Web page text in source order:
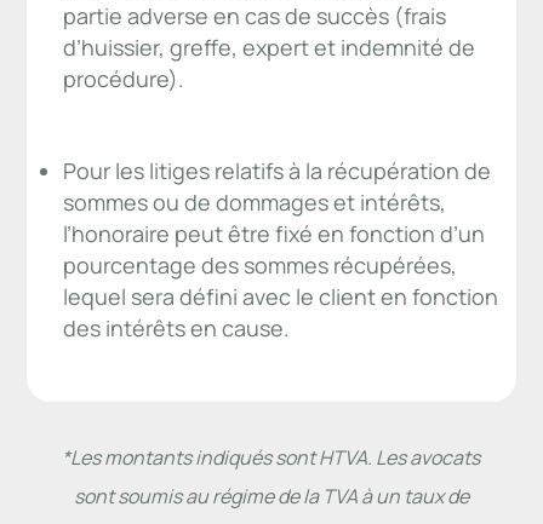
partie adverse en cas de succès (frais
d’huissier, greffe, expert et indemnité de
procédure).
Pour les litiges relatifs à la récupération de
sommes ou de dommages et intérêts,
l’honoraire peut être fixé en fonction d’un
pourcentage des sommes récupérées,
lequel sera défini avec le client en fonction
des intérêts en cause.
*Les montants indiqués sont HTVA. Les avocats
sont soumis au régime de la TVA à un taux de